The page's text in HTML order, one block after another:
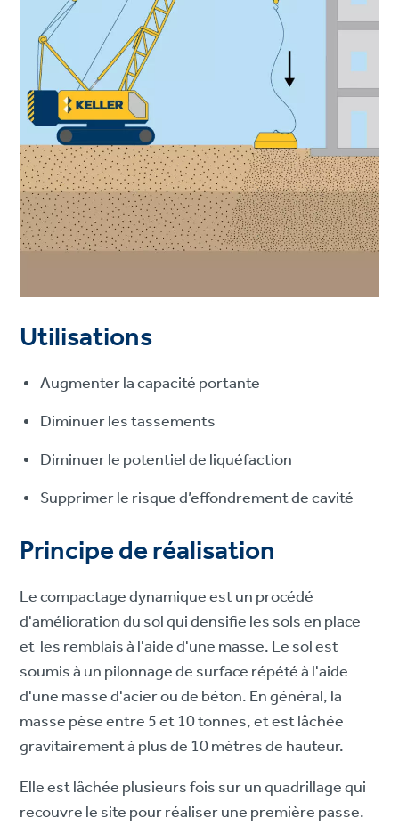
Utilisations
Augmenter la capacité portante
Diminuer les tassements
Diminuer le potentiel de liquéfaction
Supprimer le risque d’effondrement de cavité
Principe de réalisation
Le compactage dynamique est un procédé
d'amélioration du sol qui densifie les sols en place
et les remblais à l'aide d'une masse. Le sol est
soumis à un pilonnage de surface répété à l'aide
d'une masse d'acier ou de béton. En général, la
masse pèse entre 5 et 10 tonnes, et est lâchée
gravitairement à plus de 10 mètres de hauteur.
Elle est lâchée plusieurs fois sur un quadrillage qui
recouvre le site pour réaliser une première passe.